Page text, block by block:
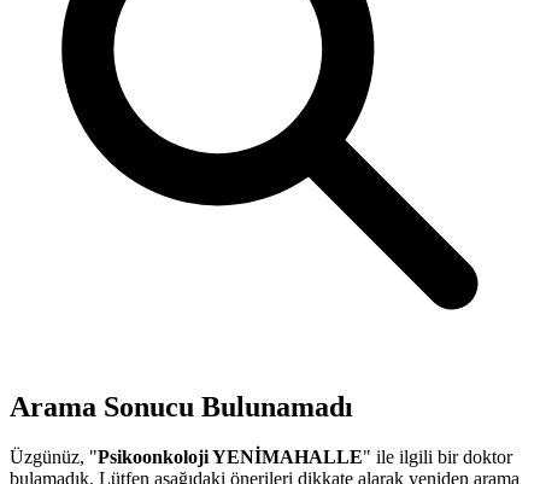
Arama Sonucu Bulunamadı
Üzgünüz, "Psikoonkoloji YENİMAHALLE" ile ilgili bir doktor
bulamadık. Lütfen aşağıdaki önerileri dikkate alarak yeniden arama